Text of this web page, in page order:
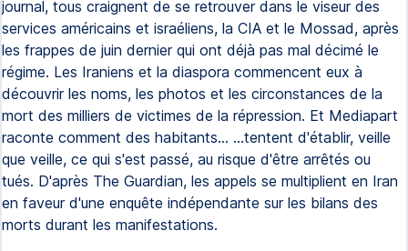
journal, tous craignent de se retrouver dans le viseur des
services américains et israéliens, la CIA et le Mossad, après
les frappes de juin dernier qui ont déjà pas mal décimé le
régime. Les Iraniens et la diaspora commencent eux à
découvrir les noms, les photos et les circonstances de la
mort des milliers de victimes de la répression. Et Mediapart
raconte comment des habitants... ...tentent d'établir, veille
que veille, ce qui s'est passé, au risque d'être arrêtés ou
tués. D'après The Guardian, les appels se multiplient en Iran
en faveur d'une enquête indépendante sur les bilans des
morts durant les manifestations.